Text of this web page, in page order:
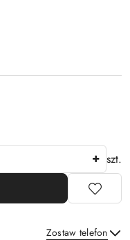
szt.
Zostaw telefon